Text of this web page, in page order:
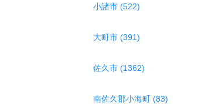
小諸市 (522)
大町市 (391)
佐久市 (1362)
南佐久郡小海町 (83)